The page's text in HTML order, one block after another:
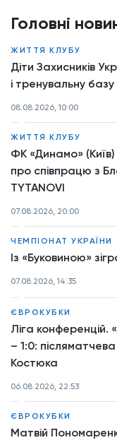
Головні
ЖИТТЯ КЛУБУ
Діти Захисників
і тренувальну
08.08.2026, 10:00
ЖИТТЯ КЛУБУ
ФК «Динамо»
про співпрацю з
TYTANOVI
07.08.2026, 20:00
ЧЕМПІОНАТ УКРАЇНИ
Із «Буковиною»
07.08.2026, 14:35
ЄВРОКУБКИ
Ліга
– 1:0:
Костюка
06.08.2026, 22:53
ЄВРОКУБКИ
Матвій